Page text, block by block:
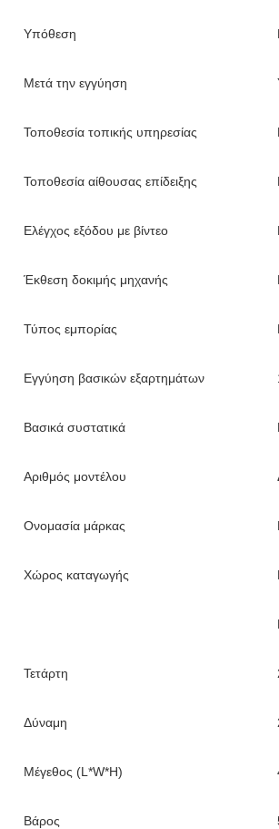
Υπόθεση
Μετά την εγγύηση
Τοποθεσία τοπικής υπηρεσίας
Τοποθεσία αίθουσας επίδειξης
Ελέγχος εξόδου με βίντεο
Έκθεση δοκιμής μηχανής
Τύπος εμπορίας
Εγγύηση βασικών εξαρτημάτων
Βασικά συστατικά
Αριθμός μοντέλου
Ονομασία μάρκας
Χώρος καταγωγής
Τετάρτη
Δύναμη
Μέγεθος (L*W*H)
Βάρος